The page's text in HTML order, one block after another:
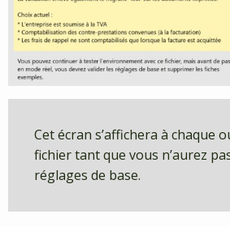
Cet écran s’affichera à chaque
fichier tant que vous n’aurez
réglages de base.